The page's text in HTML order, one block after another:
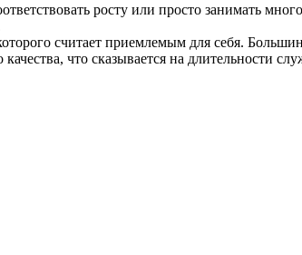
росту или просто занимать
считает приемлемым для себя.
что сказывается на длительности